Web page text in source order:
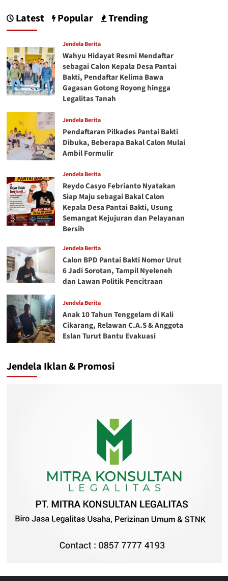
Latest Popular Trending
Jendela Berita
Wahyu Hidayat Resmi Mendaftar
sebagai Calon Kepala Desa Pantai
Bakti, Pendaftar Kelima Bawa
Gagasan Gotong Royong hingga
Legalitas Tanah
Jendela Berita
Pendaftaran Pilkades Pantai Bakti
Dibuka, Beberapa Bakal Calon Mulai
Ambil Formulir
Jendela Berita
Reydo Casyo Febrianto Nyatakan
Siap Maju sebagai Bakal Calon
Kepala Desa Pantai Bakti, Usung
Semangat Kejujuran dan Pelayanan
Bersih
Jendela Berita
Calon BPD Pantai Bakti Nomor Urut
6 Jadi Sorotan, Tampil Nyeleneh
dan Lawan Politik Pencitraan
Jendela Berita
Anak 10 Tahun Tenggelam di Kali
Cikarang, Relawan C.A.S & Anggota
Eslan Turut Bantu Evakuasi
Jendela Iklan & Promosi